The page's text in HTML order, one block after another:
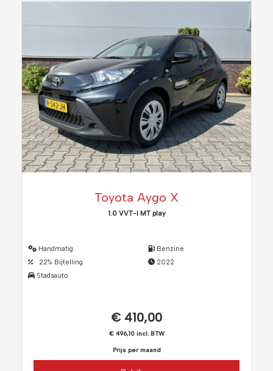
Toyota Aygo X
1.0 VVT-I MT play
Handmatig
22% Bijtelling
Stadsauto
Benzine
2022
€ 410,00
€ 496,10 incl. BTW
Prijs per maand